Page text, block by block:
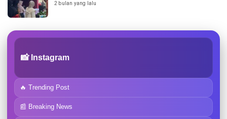
2 bulan yang lalu
📸 Instagram
🔥 Trending Post
📰 Breaking News